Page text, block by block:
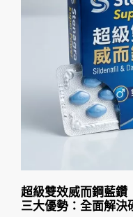
超級雙效威而鋼藍鑽
三大優勢：全面解